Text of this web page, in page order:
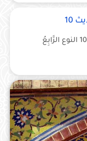
10
مقتطفات كتاب اختصار علوم الحديث 10 النوع الرَّابِعُ